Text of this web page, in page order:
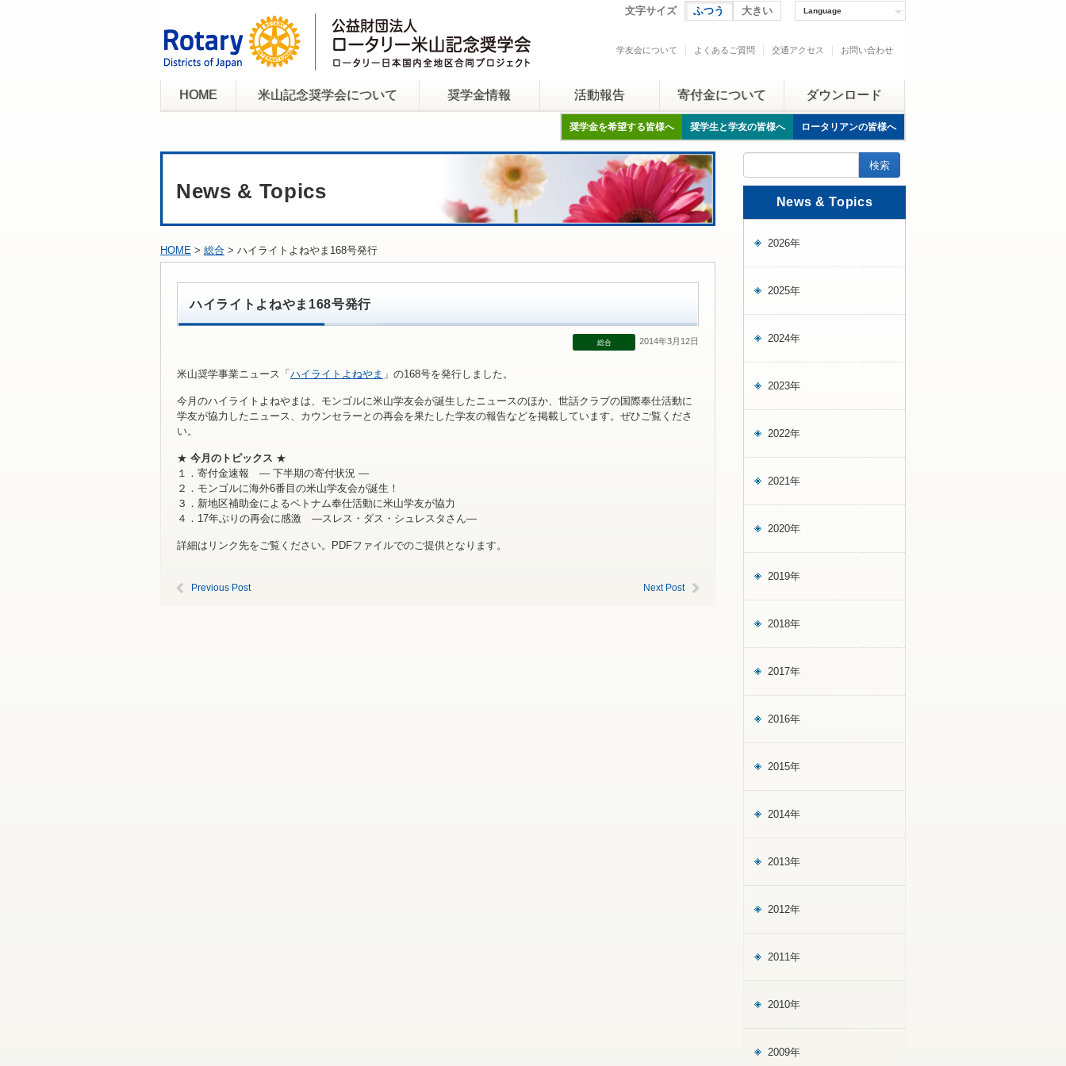
文字サイズ ふつう 大きい Language
学友会について よくあるご質問 交通アクセス お問い合わせ
HOME 米山記念奨学会について 奨学金情報 活動報告 寄付金について ダウンロード
奨学金を希望する皆様へ 奨学生と学友の皆様へ ロータリアンの皆様へ
News & Topics
HOME > 総合 > ハイライトよねやま168号発行
ハイライトよねやま168号発行
総合 2014年3月12日
米山奨学事業ニュース「 ハイライトよねやま 」の168号を発行しました。
今月のハイライトよねやまは、モンゴルに米山学友会が誕生したニュースのほか、世話クラブの国際奉仕活動に
学友が協力したニュース、カウンセラーとの再会を果たした学友の報告などを掲載しています。ぜひご覧くださ
い。
★ 今月のトピックス ★
１．寄付金速報 ― 下半期の寄付状況 ―
２．モンゴルに海外6番目の米山学友会が誕生！
３．新地区補助金によるベトナム奉仕活動に米山学友が協力
４．17年ぶりの再会に感激 ―スレス・ダス・シュレスタさん―
詳細はリンク先をご覧ください。PDFファイルでのご提供となります。
Previous Post Next Post
News & Topics
2026年
2025年
2024年
2023年
2022年
2021年
2020年
2019年
2018年
2017年
2016年
2015年
2014年
2013年
2012年
2011年
2010年
2009年